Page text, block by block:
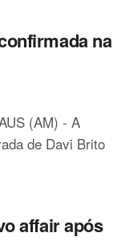
na
(AM) - A
de Davi Brito
affair após